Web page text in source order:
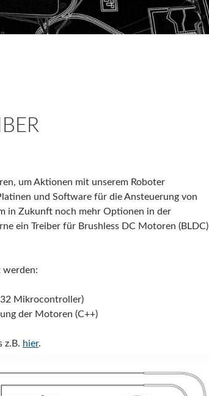
um Aktionen mit unserem Roboter
und Software für die Ansteuerung von
in Zukunft noch mehr Optionen in der
ein Treiber für Brushless DC Motoren (BLDC)
werden:
Mikrocontroller)
der Motoren (C++)
z.B. hier.